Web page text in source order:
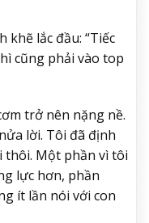
khẽ lắc đầu: “Tiếc
cũng phải vào top
trở nên nặng nề.
lời. Tôi đã định
thôi. Một phần vì tôi
lực hơn, phần
ít lần nói với con